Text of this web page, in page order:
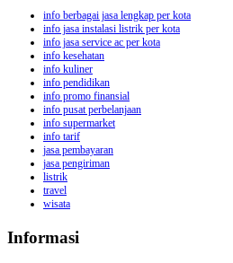
info berbagai jasa lengkap per kota
info jasa instalasi listrik per kota
info jasa service ac per kota
info kesehatan
info kuliner
info pendidikan
info promo finansial
info pusat perbelanjaan
info supermarket
info tarif
jasa pembayaran
jasa pengiriman
listrik
travel
wisata
Informasi